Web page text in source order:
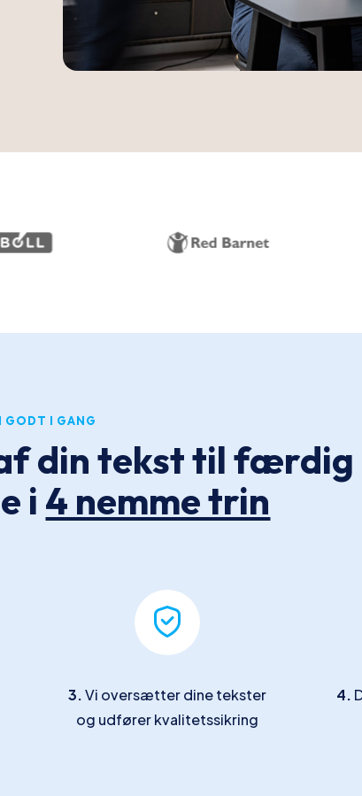
GODT I GANG
din tekst til færdig
i 4 nemme trin
3.Vi oversætter dine tekster
og udfører kvalitetssikring
4.